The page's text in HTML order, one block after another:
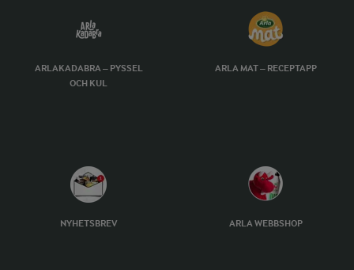
ARLAKADABRA – PYSSEL
OCH KUL
ARLA MAT – RECEPTAPP
NYHETSBREV ARLA WEBBSHOP